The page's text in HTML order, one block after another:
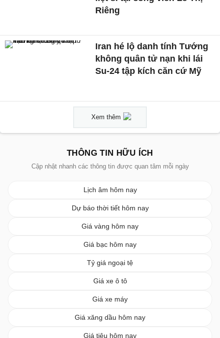
Riêng
Iran hé lộ danh tính Tướng
không quân tử nạn khi lái
Su-24 tập kích căn cứ Mỹ
Xem thêm
THÔNG TIN HỮU ÍCH
Cập nhật nhanh các thông tin được quan tâm mỗi ngày
Lịch âm hôm nay
Dự báo thời tiết hôm nay
Giá vàng hôm nay
Giá bạc hôm nay
Tỷ giá ngoại tệ
Giá xe ô tô
Giá xe máy
Giá xăng dầu hôm nay
Giá tiêu hôm nay